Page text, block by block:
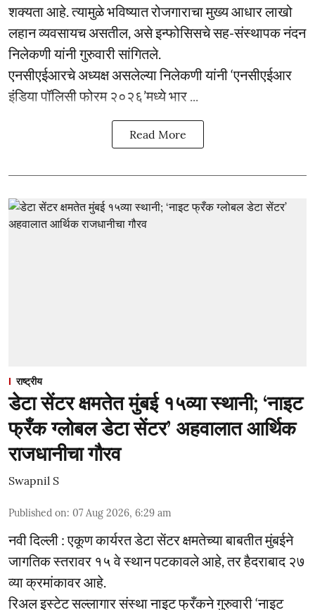
शक्यता आहे. त्यामुळे भविष्यात रोजगाराचा मुख्य आधार लाखो
लहान व्यवसायच असतील, असे इन्फोसिसचे सह-संस्थापक नंदन
निलेकणी यांनी गुरुवारी सांगितले.
एनसीएईआरचे अध्यक्ष असलेल्या निलेकणी यांनी ‘एनसीएईआर
इंडिया पॉलिसी फोरम २०२६’मध्ये भार ...
Read More
राष्ट्रीय
डेटा सेंटर क्षमतेत मुंबई १५व्या स्थानी; ‘नाइट
फ्रँक ग्लोबल डेटा सेंटर’ अहवालात आर्थिक
राजधानीचा गौरव
Swapnil S
Published on: 07 Aug 2026, 6:29 am
नवी दिल्ली : एकूण कार्यरत डेटा सेंटर क्षमतेच्या बाबतीत मुंबईने
जागतिक स्तरावर १५ वे स्थान पटकावले आहे, तर हैदराबाद २७
व्या क्रमांकावर आहे.
रिअल इस्टेट सल्लागार संस्था नाइट फ्रँकने गुरुवारी ‘नाइट